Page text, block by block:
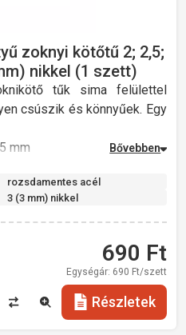
zoknyi kötőtű 2; 2,5;
nikkel (1 szett)
tűk sima felülettel
csúszik és könnyűek. Egy
mm
rozsdamentes acél
3 (3 mm) nikkel
690 Ft
Egységár: 690 Ft/szett
Részletek